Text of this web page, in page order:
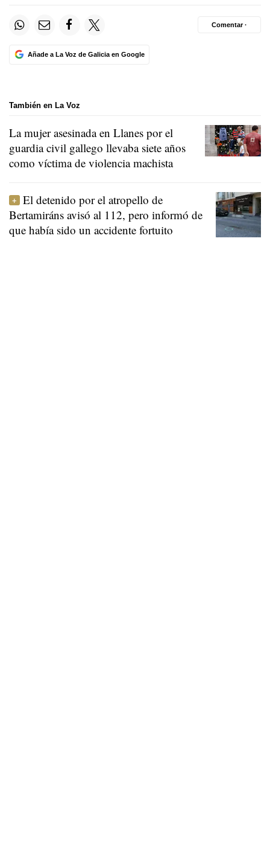
Añade a La Voz de Galicia en Google
Comentar ·
También en La Voz
La mujer asesinada en Llanes por el
guardia civil gallego llevaba siete años
como víctima de violencia machista
El detenido por el atropello de
Bertamiráns avisó al 112, pero informó de
que había sido un accidente fortuito